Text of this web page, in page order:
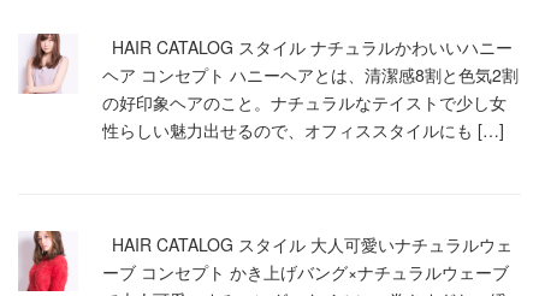
HAIR CATALOG スタイル ナチュラルかわいいハニー
ヘア コンセプト ハニーヘアとは、清潔感8割と色気2割
の好印象ヘアのこと。ナチュラルなテイストで少し女
性らしい魅力出せるので、オフィススタイルにも […]
HAIR CATALOG スタイル 大人可愛いナチュラルウェ
ーブ コンセプト かき上げバング×ナチュラルウェーブ